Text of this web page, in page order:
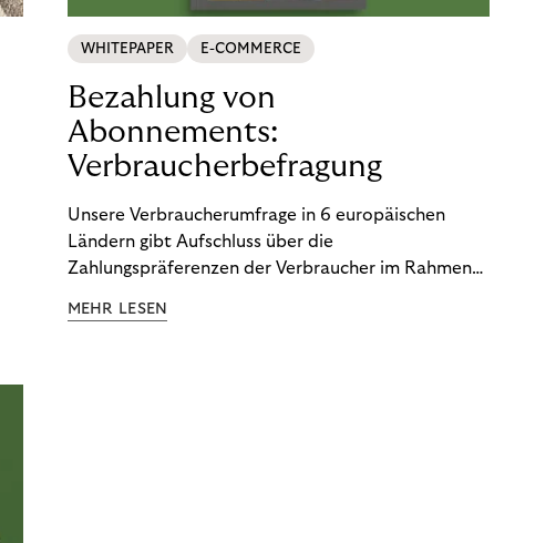
WHITEPAPER E-COMMERCE
Bezahlung von
Abonnements:
Verbraucherbefragung
Unsere Verbraucherumfrage in 6 europäischen
Ländern gibt Aufschluss über die
Zahlungspräferenzen der Verbraucher im Rahmen
Ergebnisse, um zu erfahren, wie Sie
MEHR LESEN